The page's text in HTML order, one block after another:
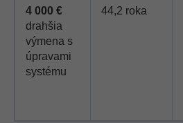
4 000 €
drahšia
výmena s
úpravami
systému
44,2 roka